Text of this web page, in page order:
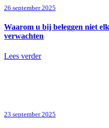
26 september 2025
Waarom u bij beleggen niet
verwachten
Lees verder
23 september 2025